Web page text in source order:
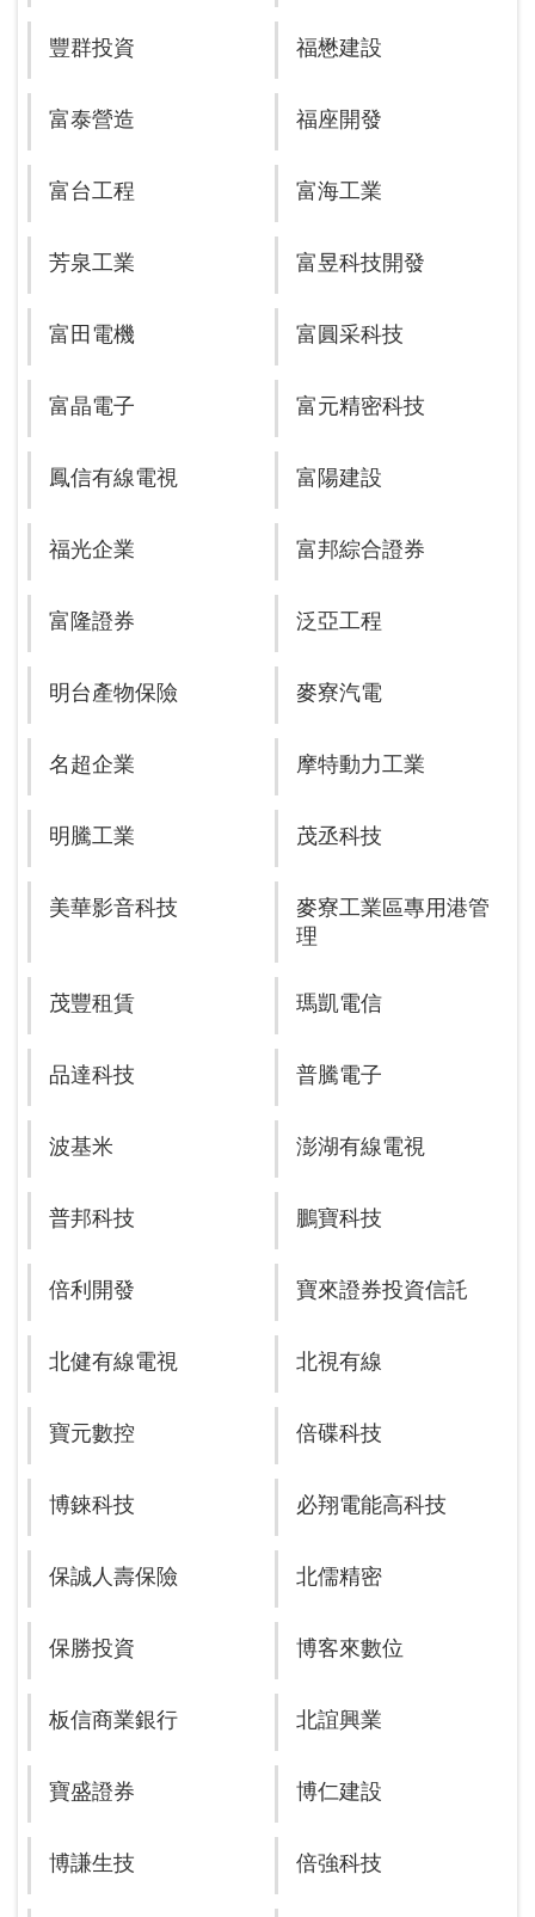
豐群投資 福懋建設
富泰營造 福座開發
富台工程 富海工業
芳泉工業 富昱科技開發
富田電機 富圓采科技
富晶電子 富元精密科技
鳳信有線電視 富陽建設
福光企業 富邦綜合證券
富隆證券 泛亞工程
明台產物保險 麥寮汽電
名超企業 摩特動力工業
明騰工業 茂丞科技
美華影音科技
麥寮工業區專用港管
理
茂豐租賃 瑪凱電信
品達科技 普騰電子
波基米 澎湖有線電視
普邦科技 鵬寶科技
倍利開發 寶來證券投資信託
北健有線電視 北視有線
寶元數控 倍碟科技
博錸科技 必翔電能高科技
保誠人壽保險 北儒精密
保勝投資 博客來數位
板信商業銀行 北誼興業
寶盛證券 博仁建設
博謙生技 倍強科技